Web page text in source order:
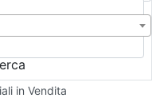
in Vendita